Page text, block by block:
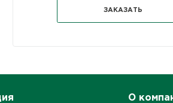
ЗАКАЗАТЬ
О